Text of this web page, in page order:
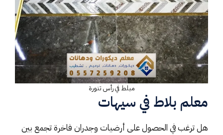
مبلط في رأس تنورة
معلم بلاط في سيهات
هل ترغب في الحصول على أرضيات وجدران فاخرة تجمع بين